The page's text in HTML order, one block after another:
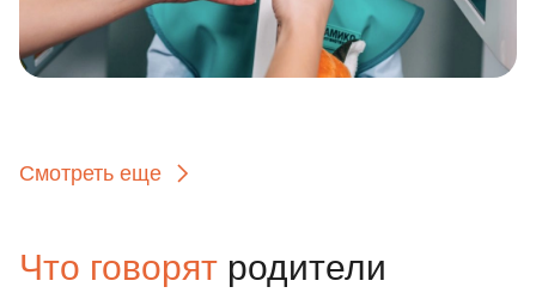
Смотреть еще
Что говорят родители